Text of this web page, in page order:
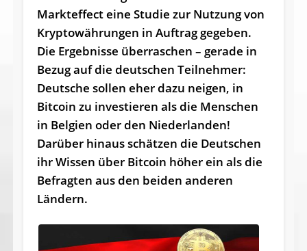
Markteffect eine Studie zur Nutzung von
Kryptowährungen in Auftrag gegeben.
Die Ergebnisse überraschen – gerade in
Bezug auf die deutschen Teilnehmer:
Deutsche sollen eher dazu neigen, in
Bitcoin zu investieren als die Menschen
in Belgien oder den Niederlanden!
Darüber hinaus schätzen die Deutschen
ihr Wissen über Bitcoin höher ein als die
Befragten aus den beiden anderen
Ländern.